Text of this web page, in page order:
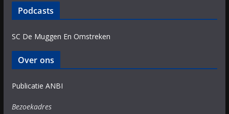
Podcasts
SC De Muggen En Omstreken
Over ons
Publicatie ANBI
Bezoekadres